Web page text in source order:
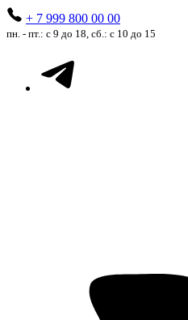
+ 7 999 800 00 00
пн. - пт.: с 9 до 18, сб.: с 10 до 15